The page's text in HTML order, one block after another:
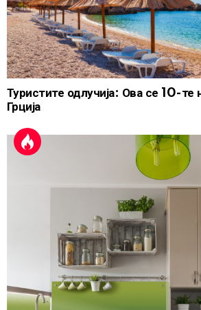
Туристите одлучија: Ова се 10-те
Грција